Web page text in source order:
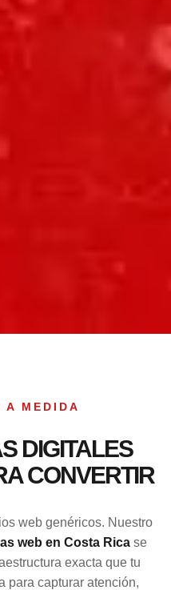
A MEDIDA
DIGITALES
CONVERTIR
web genéricos. Nuestro
web en Costa Ricase
exacta que tu
para capturar atención,